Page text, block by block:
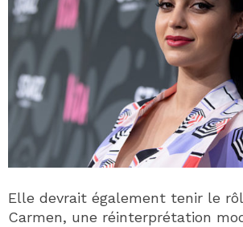
Elle devrait également tenir le
Carmen, une réinterprétation